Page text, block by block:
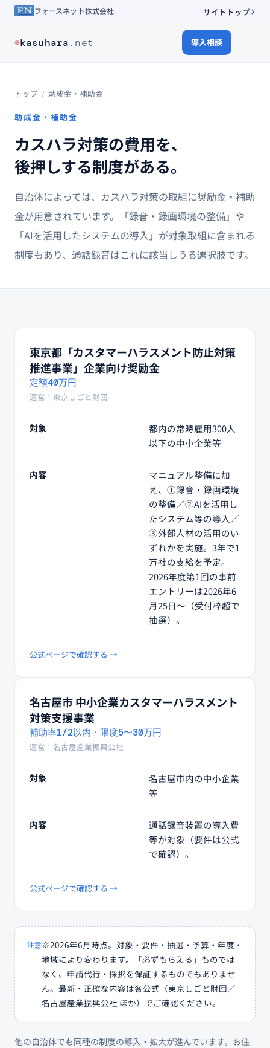
フォースネット株式会社 サイトトップ
kasuhara.net 導入相談
トップ / 助成金・補助金
助成金・補助金
カスハラ対策の費用を、
後押しする制度がある。
自治体によっては、カスハラ対策の取組に奨励金・補助
金が用意されています。「録音・録画環境の整備」や
「AIを活用したシステムの導入」が対象取組に含まれる
制度もあり、通話録音はこれに該当しうる選択肢です。
東京都「カスタマーハラスメント防止対策
推進事業」企業向け奨励金
定額40万円
運営：東京しごと財団
対象
都内の常時雇用300人
以下の中小企業等
内容
マニュアル整備に加
え、①録音・録画環境
の整備／②AIを活用し
たシステム等の導入／
③外部人材の活用のい
ずれかを実施。3年で1
万社の支給を予定。
2026年度第1回の事前
エントリーは2026年6
月25日〜（受付枠超で
抽選）。
公式ページで確認する →
名古屋市 中小企業カスタマーハラスメント
対策支援事業
補助率1/2以内・限度5〜30万円
運営：名古屋産業振興公社
対象
名古屋市内の中小企業
等
内容
通話録音装置の導入費
等が対象（要件は公式
で確認）。
公式ページで確認する →
注意※2026年6月時点。対象・要件・抽選・予算・年度・
地域により変わります。「必ずもらえる」ものでは
なく、申請代行・採択を保証するものでもありませ
ん。最新・正確な内容は各公式（東京しごと財団／
名古屋産業振興公社 ほか）でご確認ください。
他の自治体でも同種の制度の導入・拡大が進んでいます。お住